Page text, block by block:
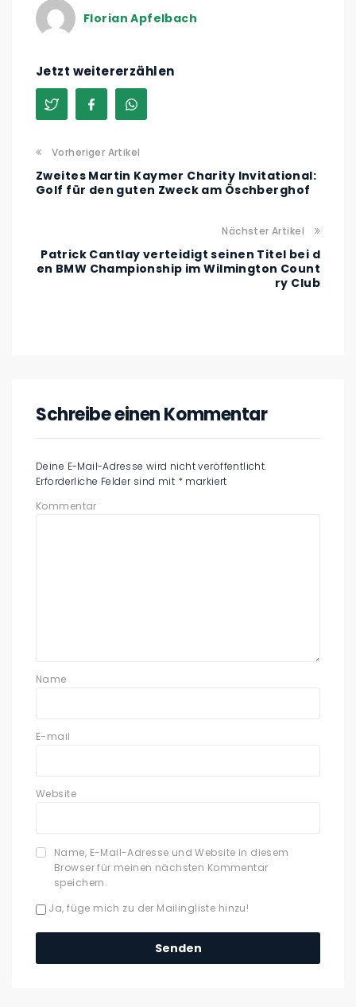
Florian Apfelbach
Jetzt weitererzählen
Vorheriger Artikel
Zweites Martin Kaymer Charity Invitational:
Golf für den guten Zweck am Öschberghof
Nächster Artikel
Patrick Cantlay verteidigt seinen Titel bei d
en BMW Championship im Wilmington Count
ry Club
Schreibe einen Kommentar
Deine E-Mail-Adresse wird nicht veröffentlicht.
Erforderliche Felder sind mit * markiert
Kommentar
Name
E-mail
Website
Name, E-Mail-Adresse und Website in diesem
Browser für meinen nächsten Kommentar
speichern.
Ja, füge mich zu der Mailingliste hinzu!